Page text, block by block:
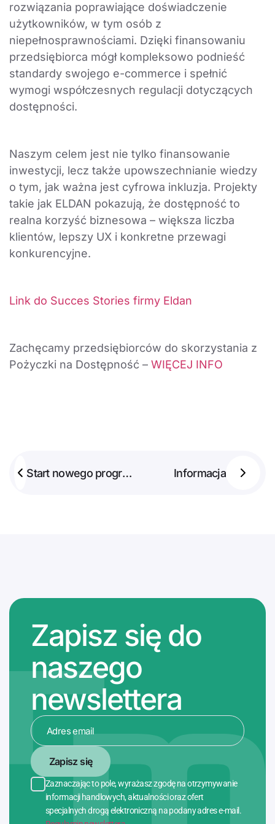
rozwiązania poprawiające doświadczenie
użytkowników, w tym osób z
niepełnosprawnościami. Dzięki finansowaniu
przedsiębiorca mógł kompleksowo podnieść
standardy swojego e-commerce i spełnić
wymogi współczesnych regulacji dotyczących
dostępności.
Naszym celem jest nie tylko finansowanie
inwestycji, lecz także upowszechnianie wiedzy
o tym, jak ważna jest cyfrowa inkluzja. Projekty
takie jak ELDAN pokazują, że dostępność to
realna korzyść biznesowa – większa liczba
klientów, lepszy UX i konkretne przewagi
konkurencyjne.
Link do Succes Stories firmy Eldan
Zachęcamy przedsiębiorców do skorzystania z
Pożyczki na Dostępność – WIĘCEJ INFO
Start nowego programu Pierwszy Biznes – Wsparcie w Starcie Informacja
Zapisz się do
naszego
newslettera
Zaznaczając to pole, wyrażasz zgodę na otrzymywanie
informacji handlowych, aktualności oraz ofert
specjalnych drogą elektroniczną na podany adres e-mail.
Zapisz się